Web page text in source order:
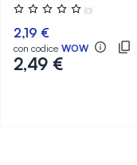
Valutazione:
0%
(0)
2,19 €
con codice WOW
2,49 €